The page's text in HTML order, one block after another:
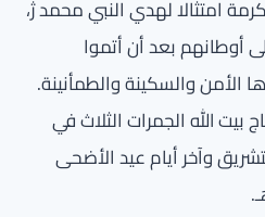
امتثالا لهدي النبي محمد ژ،
أوطانهم بعد أن أتموا
والسكينة والطمأنينة.
الله الجمرات الثلاث في
وآخر أيام عيد الأضحى